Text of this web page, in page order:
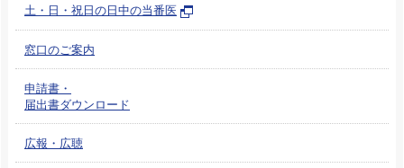
土・日・祝日の日中の当番医
窓口のご案内
申請書・
届出書ダウンロード
広報・広聴